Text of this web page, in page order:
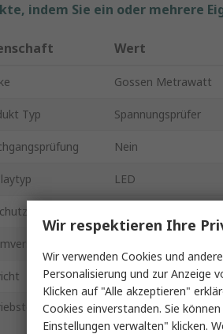
indem Sie ein oder mehrere
Wert
Gossen Metrawatt
Typ Spannungsprüfer
Nein
LED
250g
-20°C
Wir respektieren Ihre
Wir verwenden Cookies und
Personalisierung und zur Anzeige
Klicken auf "Alle akzeptieren"
Cookies einverstanden. Sie
Einstellungen verwalten" klicken.